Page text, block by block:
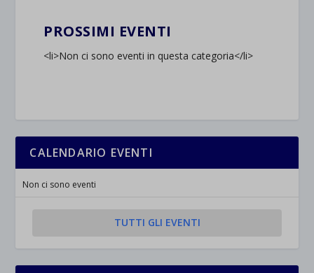
PROSSIMI EVENTI
<li>Non ci sono eventi in questa categoria</li>
CALENDARIO EVENTI
Non ci sono eventi
TUTTI GLI EVENTI